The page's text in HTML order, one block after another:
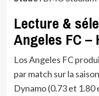
Lecture &
Angeles FC –
Los Angeles FC
par match sur la
Dynamo (0.73 et 1.80